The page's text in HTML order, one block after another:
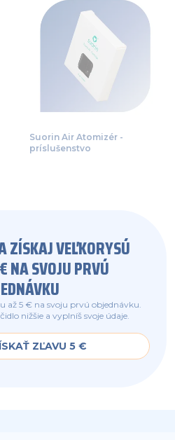
Suorin Air Atomizér -
príslušenstvo
ZÍSKAJ VEĽKORYSÚ
NA SVOJU PRVÚ
až 5 € na svoju prvú objednávku.
nižšie a vyplníš svoje údaje.
ZĽAVU 5 €